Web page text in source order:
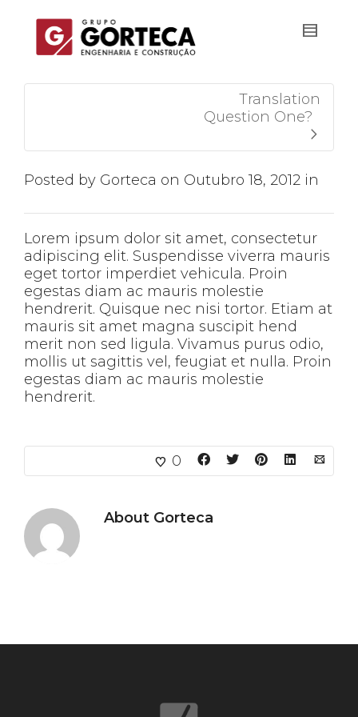
Translation
Question One?
Posted by Gorteca on Outubro 18, 2012 in
Lorem ipsum dolor sit amet, consectetur
adipiscing elit. Suspendisse viverra mauris
eget tortor imperdiet vehicula. Proin
egestas diam ac mauris molestie
hendrerit. Quisque nec nisi tortor. Etiam at
mauris sit amet magna suscipit hend
merit non sed ligula. Vivamus purus odio,
mollis ut sagittis vel, feugiat et nulla. Proin
egestas diam ac mauris molestie
hendrerit.
0
About Gorteca